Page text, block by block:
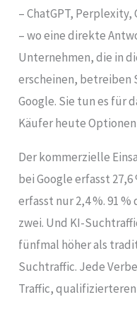
– ChatGPT,
– wo eine direkte
Unternehmen, die in
erscheinen, betreiben
Google. Sie tun es für
Käufer heute
Der kommerzielle
bei Google erfasst
erfasst nur 2,4 %. 91
zwei. Und KI-
fünfmal höher als
Suchtraffic. Jede
Traffic, qualifizierteren